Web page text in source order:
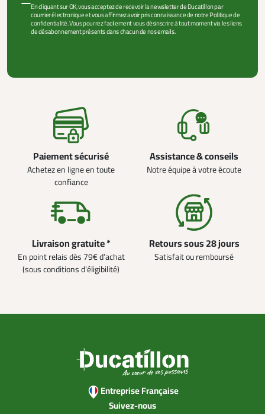
En cliquant sur OK, vous acceptez de recevoir la newsletter de Ducatillon par
courrier électronique et vous affirmez avoir pris connaissance de notre Politique de
confidentialité. Vous pourrez facilement vous désinscrire à tout moment via les liens
de désabonnement présents dans chacun de nos emails.
Paiement sécurisé
Achetez en ligne en toute
confiance
Assistance & conseils
Notre équipe à votre écoute
Livraison gratuite *
En point relais dès 79€ d’achat
(sous conditions d'éligibilité)
Retours sous 28 jours
Satisfait ou remboursé
Entreprise Française
Suivez-nous